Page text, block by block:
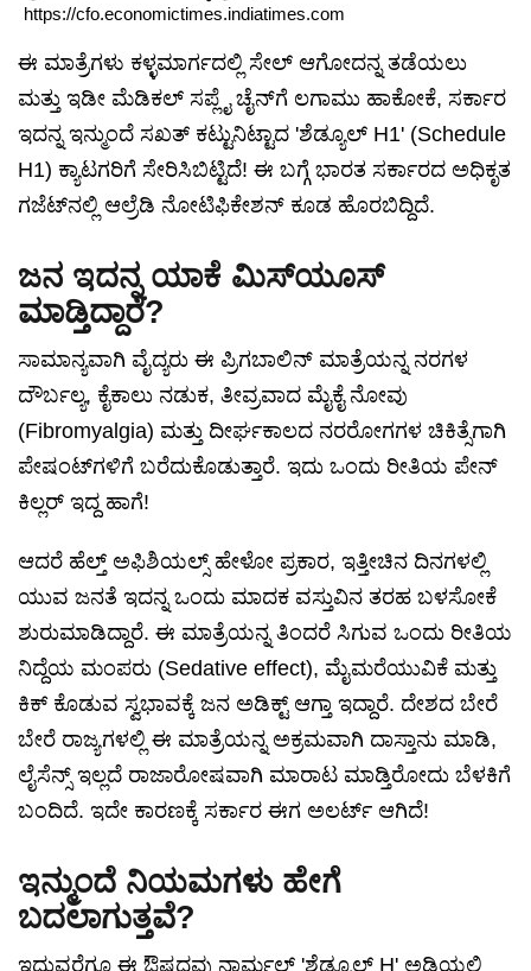
https://cfo.economictimes.indiatimes.com
ಈ ಮಾತ್ರೆಗಳು ಕಳ್ಳಮಾರ್ಗದಲ್ಲಿ ಸೇಲ್ ಆಗೋದನ್ನ ತಡೆಯಲು
ಮತ್ತು ಇಡೀ ಮೆಡಿಕಲ್ ಸಪ್ಲೈ ಚೈನ್‌ಗೆ ಲಗಾಮು ಹಾಕೋಕೆ, ಸರ್ಕಾರ
ಇದನ್ನ ಇನ್ಮುಂದೆ ಸಖತ್ ಕಟ್ಟುನಿಟ್ಟಾದ 'ಶೆಡ್ಯೂಲ್ H1' (Schedule
H1) ಕ್ಯಾಟಗರಿಗೆ ಸೇರಿಸಿಬಿಟ್ಟಿದೆ! ಈ ಬಗ್ಗೆ ಭಾರತ ಸರ್ಕಾರದ ಅಧಿಕೃತ
ಗಜೆಟ್‌ನಲ್ಲಿ ಆಲ್ರೆಡಿ ನೋಟಿಫಿಕೇಶನ್ ಕೂಡ ಹೊರಬಿದ್ದಿದೆ.
ಜನ ಇದನ್ನ ಯಾಕೆ ಮಿಸ್‌ಯೂಸ್
ಮಾಡ್ತಿದ್ದಾರೆ?
ಸಾಮಾನ್ಯವಾಗಿ ವೈದ್ಯರು ಈ ಪ್ರಿಗಬಾಲಿನ್ ಮಾತ್ರೆಯನ್ನ ನರಗಳ
ದೌರ್ಬಲ್ಯ, ಕೈಕಾಲು ನಡುಕ, ತೀವ್ರವಾದ ಮೈಕೈ ನೋವು
(Fibromyalgia) ಮತ್ತು ದೀರ್ಘಕಾಲದ ನರರೋಗಗಳ ಚಿಕಿತ್ಸೆಗಾಗಿ
ಪೇಷಂಟ್‌ಗಳಿಗೆ ಬರೆದುಕೊಡುತ್ತಾರೆ. ಇದು ಒಂದು ರೀತಿಯ ಪೇನ್
ಕಿಲ್ಲರ್ ಇದ್ದ ಹಾಗೆ!
ಆದರೆ ಹೆಲ್ತ್ ಅಫಿಶಿಯಲ್ಸ್ ಹೇಳೋ ಪ್ರಕಾರ, ಇತ್ತೀಚಿನ ದಿನಗಳಲ್ಲಿ
ಯುವ ಜನತೆ ಇದನ್ನ ಒಂದು ಮಾದಕ ವಸ್ತುವಿನ ತರಹ ಬಳಸೋಕೆ
ಶುರುಮಾಡಿದ್ದಾರೆ. ಈ ಮಾತ್ರೆಯನ್ನ ತಿಂದರೆ ಸಿಗುವ ಒಂದು ರೀತಿಯ
ನಿದ್ದೆಯ ಮಂಪರು (Sedative effect), ಮೈಮರೆಯುವಿಕೆ ಮತ್ತು
ಕಿಕ್ ಕೊಡುವ ಸ್ವಭಾವಕ್ಕೆ ಜನ ಅಡಿಕ್ಟ್ ಆಗ್ತಾ ಇದ್ದಾರೆ. ದೇಶದ ಬೇರೆ
ಬೇರೆ ರಾಜ್ಯಗಳಲ್ಲಿ ಈ ಮಾತ್ರೆಯನ್ನ ಅಕ್ರಮವಾಗಿ ದಾಸ್ತಾನು ಮಾಡಿ,
ಲೈಸೆನ್ಸ್ ಇಲ್ಲದೆ ರಾಜಾರೋಷವಾಗಿ ಮಾರಾಟ ಮಾಡ್ತಿರೋದು ಬೆಳಕಿಗೆ
ಬಂದಿದೆ. ಇದೇ ಕಾರಣಕ್ಕೆ ಸರ್ಕಾರ ಈಗ ಅಲರ್ಟ್ ಆಗಿದೆ!
ಇನ್ಮುಂದೆ ನಿಯಮಗಳು ಹೇಗೆ
ಬದಲಾಗುತ್ತವೆ?
ಇದುವರೆಗೂ ಈ ಔಷಧವು ನಾರ್ಮಲ್ 'ಶೆಡ್ಯೂಲ್ H' ಅಡಿಯಲ್ಲಿ